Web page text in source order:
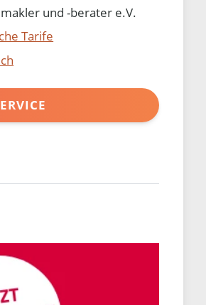
und -berater e.V.
Tarife